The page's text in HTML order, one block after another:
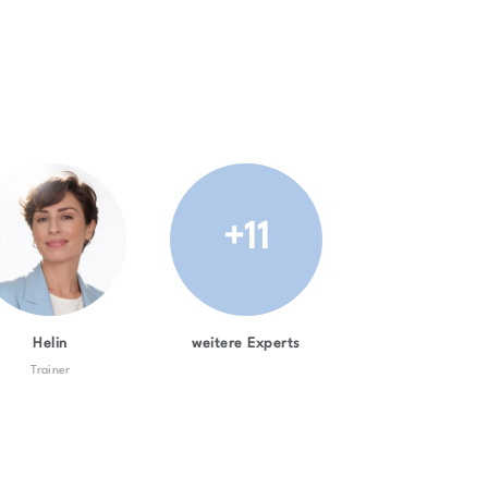
Helin
Trainer
+11
weitere Experts